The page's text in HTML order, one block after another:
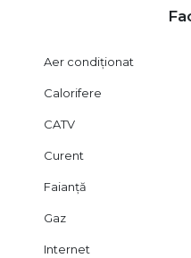
Vizionarea imobilului se face
credit ipotecar.
CITY IMOB INVEST – acolo
Aer condiționat
Calorifere
CATV
Curent
Faianță
Gaz
Internet